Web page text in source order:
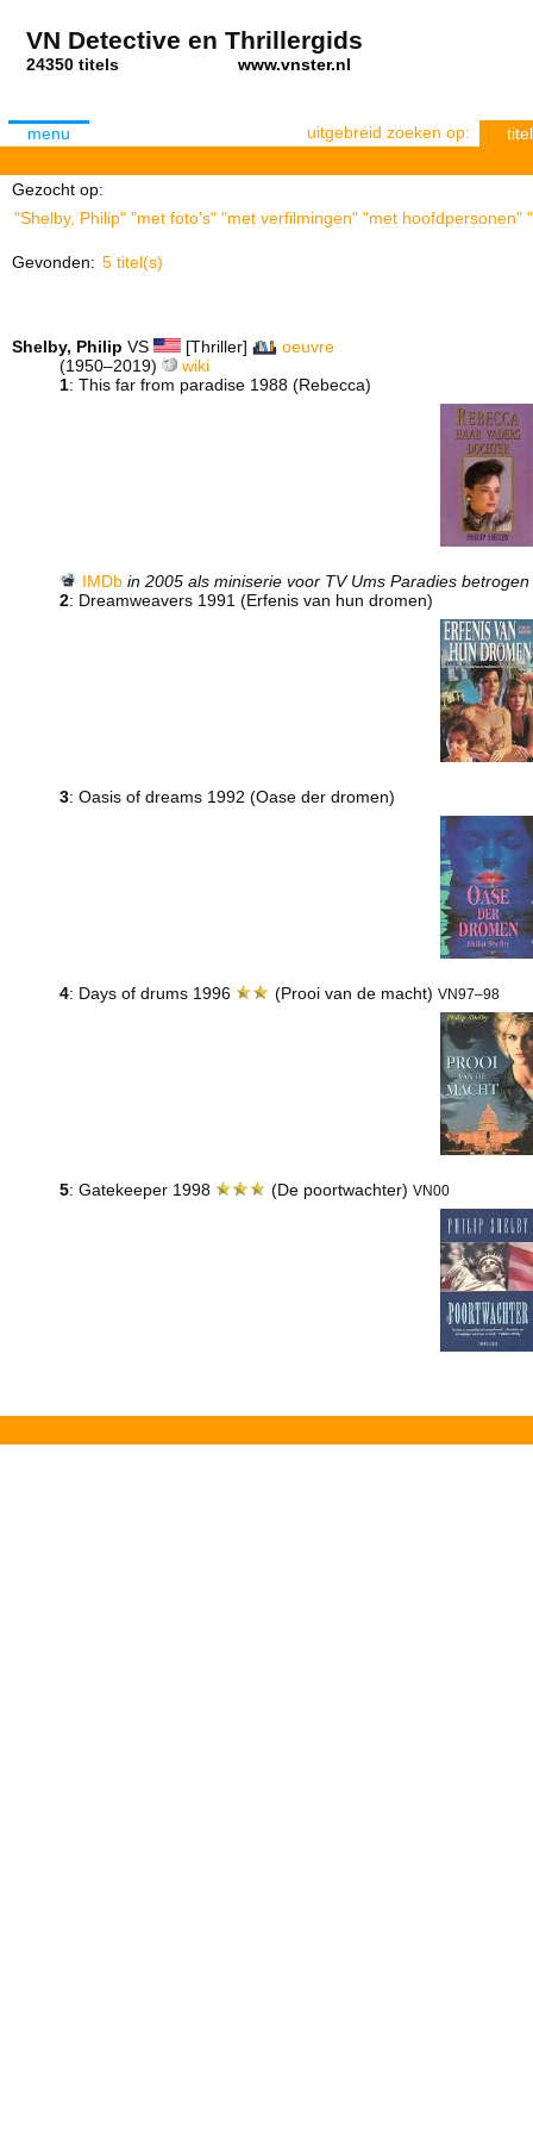
VN Detective en Thrillergids
24350 titels www.vnster.nl
menu uitgebreid zoeken op: titel
Gezocht op:
"Shelby, Philip" "met foto's" "met verfilmingen" "met
Gevonden: 5 titel(s)
Shelby, Philip VS [Thriller]
oeuvre
(1950–2019)
wiki
1: This far from paradise 1988 (Rebecca)
IMDb in 2005 als miniserie voor TV Ums Paradies
2: Dreamweavers 1991 (Erfenis van hun dromen)
3: Oasis of dreams 1992 (Oase der dromen)
4: Days of drums 1996 (Prooi van de macht) VN97–98
5: Gatekeeper 1998 (De poortwachter)VN00